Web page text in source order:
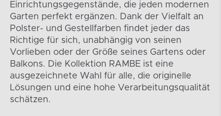
Einrichtungsgegenstände, die jeden modernen
Garten perfekt ergänzen. Dank der Vielfalt an
Polster- und Gestellfarben findet jeder das
Richtige für sich, unabhängig von seinen
Vorlieben oder der Größe seines Gartens oder
Balkons. Die Kollektion RAMBE ist eine
ausgezeichnete Wahl für alle, die originelle
Lösungen und eine hohe Verarbeitungsqualität
schätzen.